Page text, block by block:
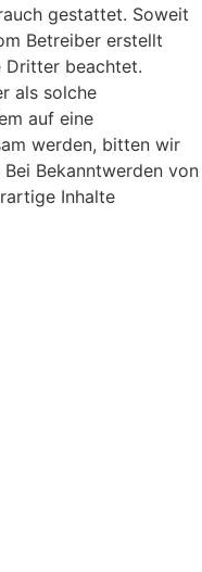
gestattet. Soweit
Betreiber erstellt
Dritter beachtet.
als solche
auf eine
werden, bitten wir
Bekanntwerden von
Inhalte